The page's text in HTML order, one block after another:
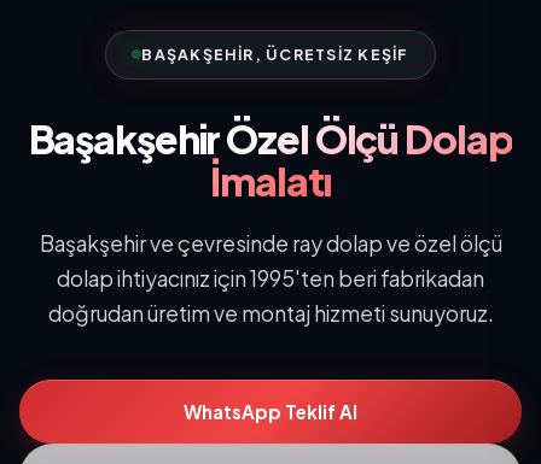
BAŞAKŞEHIR, ÜCRETSIZ KEŞIF
BaşakşehirÖzel Ölçü Dolap
İmalatı
Başakşehir ve çevresinde ray dolap ve özel ölçü
dolap ihtiyacınız için 1995'ten beri fabrikadan
doğrudan üretim ve montaj hizmeti sunuyoruz.
WhatsApp Teklif Al